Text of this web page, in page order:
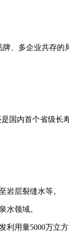
、多企业共存的
国内首个省级长
岩层裂缝水等。
水领域。
用量5000万立方